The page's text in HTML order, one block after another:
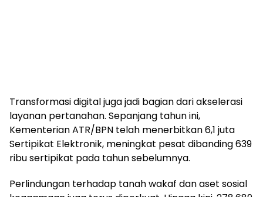
Transformasi digital juga jadi bagian dari akselerasi
layanan pertanahan. Sepanjang tahun ini,
Kementerian ATR/BPN telah menerbitkan 6,1 juta
Sertipikat Elektronik, meningkat pesat dibanding 639
ribu sertipikat pada tahun sebelumnya.
Perlindungan terhadap tanah wakaf dan aset sosial